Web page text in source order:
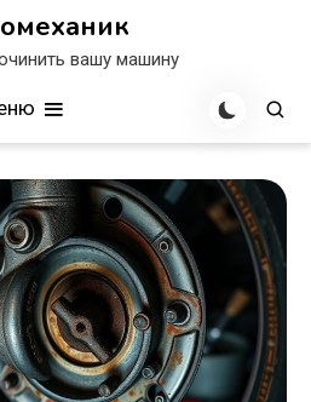
вашу машину